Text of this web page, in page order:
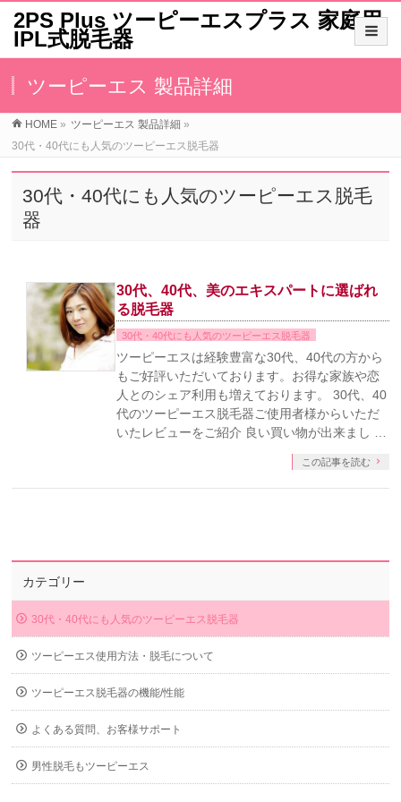
2PS Plus ツーピーエスプラス 家庭用
IPL式脱毛器
ツーピーエス 製品詳細
HOME » ツーピーエス 製品詳細 »
30代・40代にも人気のツーピーエス脱毛器
30代・40代にも人気のツーピーエス脱毛
器
30代、40代、美のエキスパートに選ばれ
る脱毛器
30代・40代にも人気のツーピーエス脱毛器
ツーピーエスは経験豊富な30代、40代の方から
もご好評いただいております。お得な家族や恋
人とのシェア利用も増えております。 30代、40
代のツーピーエス脱毛器ご使用者様からいただ
いたレビューをご紹介 良い買い物が出来まし …
この記事を読む
カテゴリー
30代・40代にも人気のツーピーエス脱毛器
ツーピーエス使用方法・脱毛について
ツーピーエス脱毛器の機能/性能
よくある質問、お客様サポート
男性脱毛もツーピーエス